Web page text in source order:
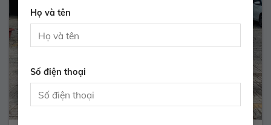
Họ và tên
Số điện thoại